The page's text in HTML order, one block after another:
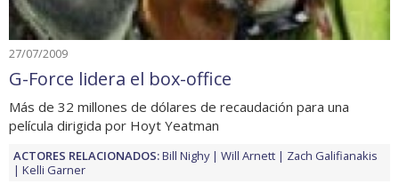
27/07/2009
G-Force lidera el box-office
Más de 32 millones de dólares de recaudación para una
película dirigida por Hoyt Yeatman
ACTORES RELACIONADOS:Bill Nighy Will Arnett
Zach Galifianakis
Kelli Garner